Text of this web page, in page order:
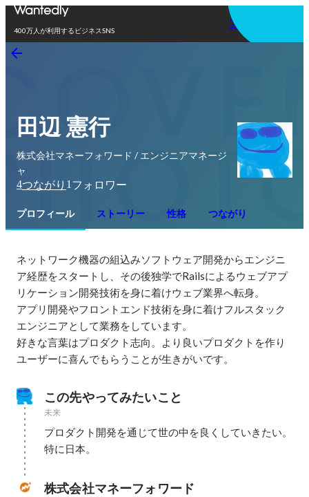
400万人が利用するビジネスSNS
アプリを使う
田辺 憲行
株式会社マネーフォワード / エンジニアマネージ
ャ
4つながり 1 フォロワー
プロフィール ストーリー 性格 つながり
ネットワーク機器の組込みソフトウェア開発からエンジニ
ア経歴をスタートし、その後独学でRailsによるウェブアプ
リケーション開発技術を身に着けウェブ業界へ転身。
アプリ開発やフロントエンド技術を身に着けフルスタック
エンジニアとして業務をしています。
好きな言葉はプロダクト志向。より良いプロダクトを作り
ユーザーに喜んでもらうことが生きがいです。
この先やってみたいこと
未来
プロダクト開発を通じて世の中を良くしていきたい。
特に日本。
株式会社マネーフォワード